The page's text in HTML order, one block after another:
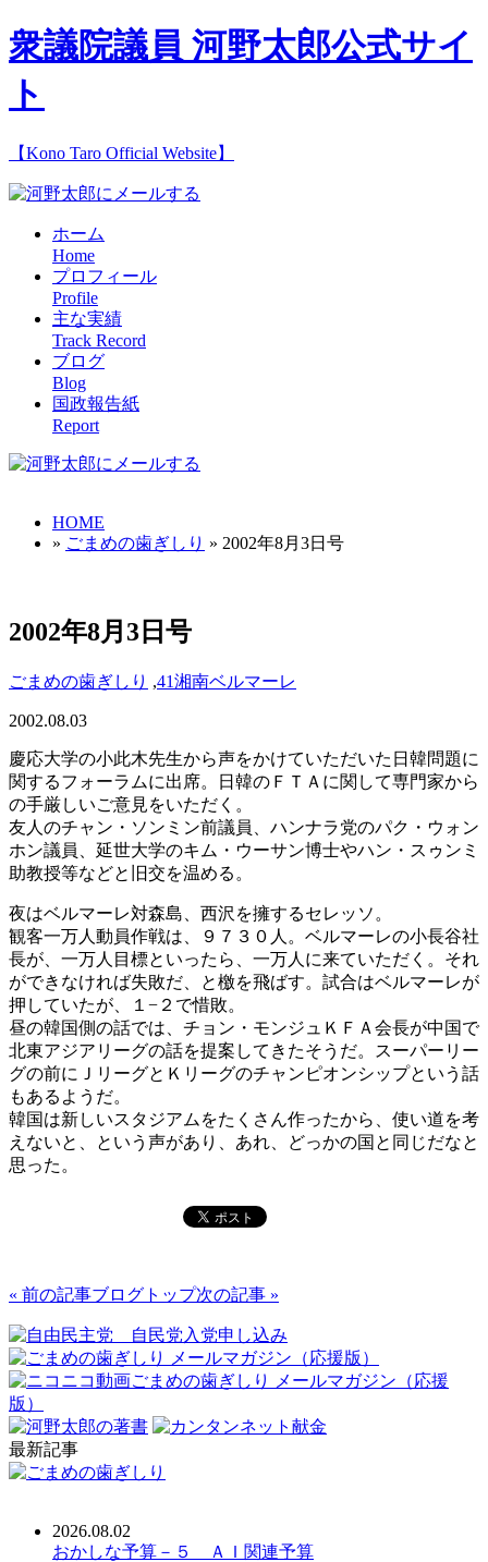
衆議院議員 河野太郎公式サイ
ト
【Kono Taro Official Website】
ホーム
Home
プロフィール
Profile
主な実績
Track Record
ブログ
Blog
国政報告紙
Report
HOME
» ごまめの歯ぎしり » 2002年8月3日号
2002年8月3日号
ごまめの歯ぎしり ,41湘南ベルマーレ
2002.08.03
慶応大学の小此木先生から声をかけていただいた日韓問題に
関するフォーラムに出席。日韓のＦＴＡに関して専門家から
の手厳しいご意見をいただく。
友人のチャン・ソンミン前議員、ハンナラ党のパク・ウォン
ホン議員、延世大学のキム・ウーサン博士やハン・スゥンミ
助教授等などと旧交を温める。
夜はベルマーレ対森島、西沢を擁するセレッソ。
観客一万人動員作戦は、９７３０人。ベルマーレの小長谷社
長が、一万人目標といったら、一万人に来ていただく。それ
ができなければ失敗だ、と檄を飛ばす。試合はベルマーレが
押していたが、１−２で惜敗。
昼の韓国側の話では、チョン・モンジュＫＦＡ会長が中国で
北東アジアリーグの話を提案してきたそうだ。スーパーリー
グの前にＪリーグとＫリーグのチャンピオンシップという話
もあるようだ。
韓国は新しいスタジアムをたくさん作ったから、使い道を考
えないと、という声があり、あれ、どっかの国と同じだなと
思った。
« 前の記事ブログトップ次の記事 »
最新記事
2026.08.02
おかしな予算－５ ＡＩ関連予算